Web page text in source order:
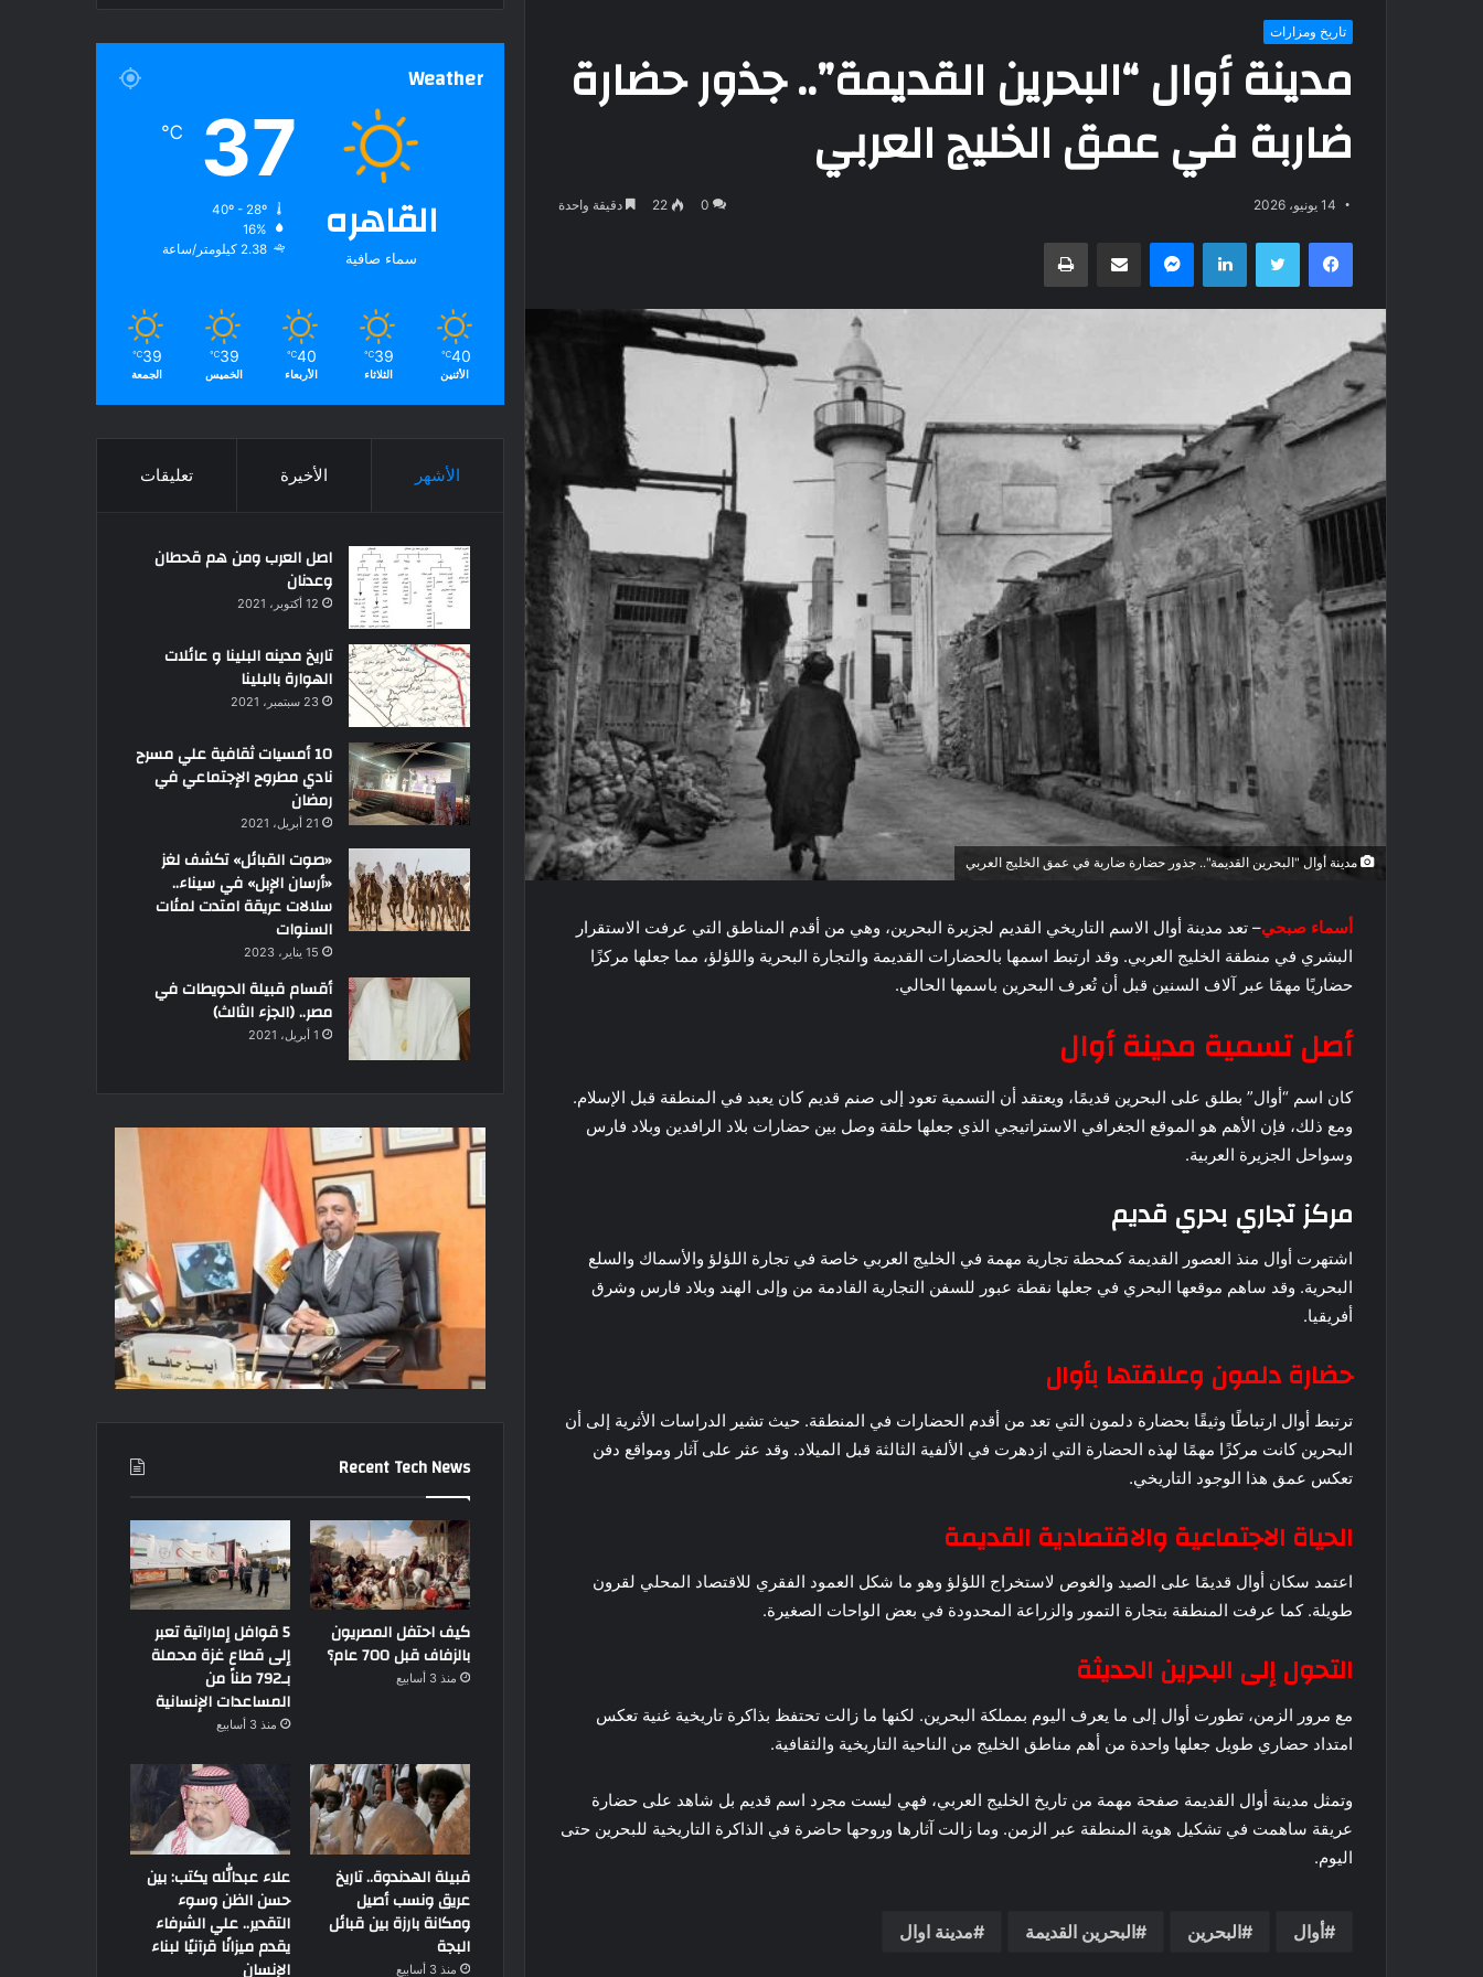
تاريخ ومزارات
مدينة أوال “البحرين القديمة”.. جذور حضارة
ضاربة في عمق الخليج العربي
14 يونيو، 2026 0
22 دقيقة واحدة
فيسبوك تويتر لينكدإن ماسنجر مشاركة عبر البريد طباعة
مدينة أوال "البحرين القديمة".. جذور حضارة ضاربة في عمق الخليج العربي
أسماء صبحي– تعد مدينة أوال الاسم التاريخي القديم لجزيرة البحرين، وهي من أقدم المناطق التي عرفت الاستقرار
البشري في منطقة الخليج العربي. وقد ارتبط اسمها بالحضارات القديمة والتجارة البحرية واللؤلؤ، مما جعلها مركزًا
حضاريًا مهمًا عبر آلاف السنين قبل أن تُعرف البحرين باسمها الحالي.
أصل تسمية مدينة أوال
كان اسم “أوال” بطلق على البحرين قديمًا، ويعتقد أن التسمية تعود إلى صنم قديم كان يعبد في المنطقة قبل الإسلام.
ومع ذلك، فإن الأهم هو الموقع الجغرافي الاستراتيجي الذي جعلها حلقة وصل بين حضارات بلاد الرافدين وبلاد فارس
وسواحل الجزيرة العربية.
مركز تجاري بحري قديم
اشتهرت أوال منذ العصور القديمة كمحطة تجارية مهمة في الخليج العربي خاصة في تجارة اللؤلؤ والأسماك والسلع
البحرية. وقد ساهم موقعها البحري في جعلها نقطة عبور للسفن التجارية القادمة من وإلى الهند وبلاد فارس وشرق
أفريقيا.
حضارة دلمون وعلاقتها بأوال
ترتبط أوال ارتباطًا وثيقًا بحضارة دلمون التي تعد من أقدم الحضارات في المنطقة. حيث تشير الدراسات الأثرية إلى أن
البحرين كانت مركزًا مهمًا لهذه الحضارة التي ازدهرت في الألفية الثالثة قبل الميلاد. وقد عثر على آثار ومواقع دفن
تعكس عمق هذا الوجود التاريخي.
الحياة الاجتماعية والاقتصادية القديمة
اعتمد سكان أوال قديمًا على الصيد والغوص لاستخراج اللؤلؤ وهو ما شكل العمود الفقري للاقتصاد المحلي لقرون
طويلة. كما عرفت المنطقة بتجارة التمور والزراعة المحدودة في بعض الواحات الصغيرة.
التحول إلى البحرين الحديثة
مع مرور الزمن، تطورت أوال إلى ما يعرف اليوم بمملكة البحرين. لكنها ما زالت تحتفظ بذاكرة تاريخية غنية تعكس
امتداد حضاري طويل جعلها واحدة من أهم مناطق الخليج من الناحية التاريخية والثقافية.
وتمثل مدينة أوال القديمة صفحة مهمة من تاريخ الخليج العربي، فهي ليست مجرد اسم قديم بل شاهد على حضارة
عريقة ساهمت في تشكيل هوية المنطقة عبر الزمن. وما زالت آثارها وروحها حاضرة في الذاكرة التاريخية للبحرين حتى
اليوم.
أوال البحرين البحرين القديمة مدينة اوال
Weather
القاهره
سماء صافية
37
℃
16%
2.38 كيلومتر/ساعة
40
℃
الأثنين
39
℃
الثلاثاء
40
℃
الأربعاء
39
℃
الخميس
39
℃
الجمعة
الأشهر الأخيرة تعليقات
اصل العرب ومن هم قحطان
وعدنان
12 أكتوبر، 2021
تاريخ مدينه البلينا و عائلات
الهوارة بالبلينا
23 سبتمبر، 2021
10 أمسيات ثقافية علي مسرح
نادي مطروح الإجتماعي في
رمضان
21 أبريل، 2021
«صوت القبائل» تكشف لغز
«أرسان الإبل» في سيناء..
سلالات عريقة امتدت لمئات
السنوات
15 يناير، 2023
أقسام قبيلة الحويطات في
مصر.. (الجزء الثالث)
1 أبريل، 2021
Recent Tech News
كيف احتفل المصريون
بالزفاف قبل 700 عام؟
منذ 3 أسابيع
5 قوافل إماراتية تعبر
إلى قطاع غزة محملة
بـ792 طناً من
المساعدات الإنسانية
منذ 3 أسابيع
قبيلة الهدندوة.. تاريخ
عريق ونسب أصيل
ومكانة بارزة بين قبائل
البجة
منذ 3 أسابيع
علاء عبدالله يكتب: بين
حسن الظن وسوء
التقدير.. علي الشرفاء
يقدم ميزانًا قرآنيًا لبناء
الإنسان